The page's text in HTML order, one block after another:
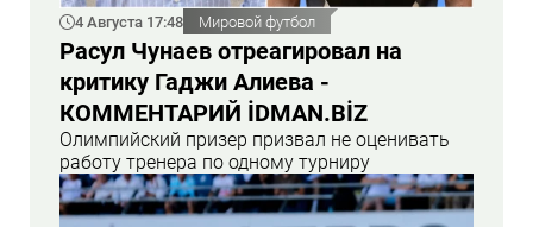
4 Августа 17:48 Мировой футбол
Расул Чунаев отреагировал на
критику Гаджи Алиева -
КОММЕНТАРИЙ İDMAN.BİZ
Олимпийский призер призвал не оценивать
работу тренера по одному турниру